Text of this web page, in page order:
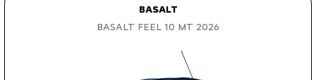
BASALT
BASALT FEEL 1.0 MT 2026